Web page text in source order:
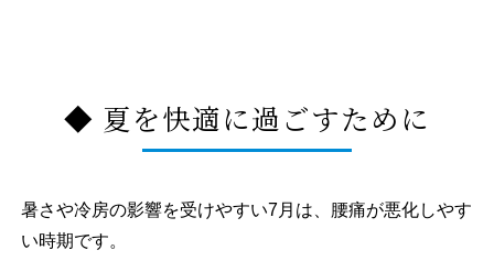
◆ 夏を快適に過ごすために
暑さや冷房の影響を受けやすい7月は、腰痛が悪化しやす
い時期です。